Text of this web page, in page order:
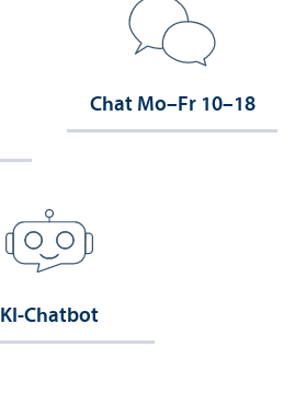
Chat Mo–Fr 10–18
KI-Chatbot